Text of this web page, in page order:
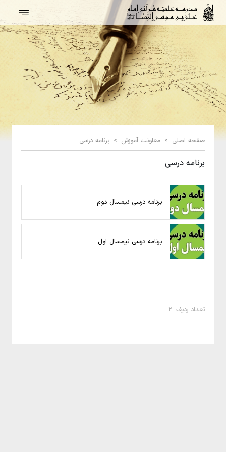
صفحه اصلی > معاونت آموزش > برنامه درسی
برنامه درسی
برنامه درسی نیمسال دوم
برنامه درسی نیمسال اول
تعداد ردیف: 2